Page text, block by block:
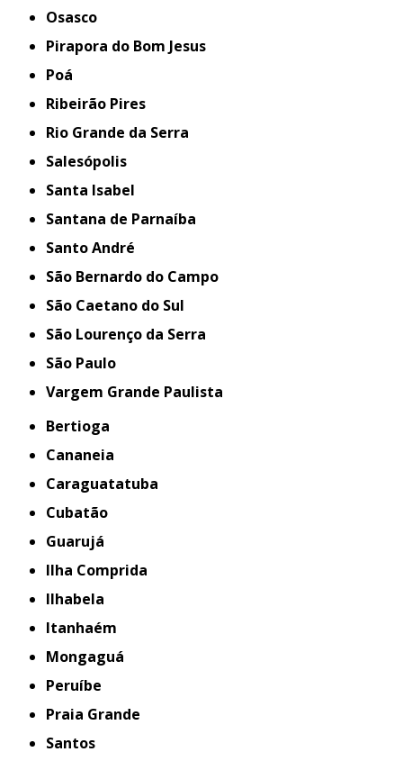
Osasco
Pirapora do Bom Jesus
Poá
Ribeirão Pires
Rio Grande da Serra
Salesópolis
Santa Isabel
Santana de Parnaíba
Santo André
São Bernardo do Campo
São Caetano do Sul
São Lourenço da Serra
São Paulo
Vargem Grande Paulista
Bertioga
Cananeia
Caraguatatuba
Cubatão
Guarujá
Ilha Comprida
Ilhabela
Itanhaém
Mongaguá
Peruíbe
Praia Grande
Santos